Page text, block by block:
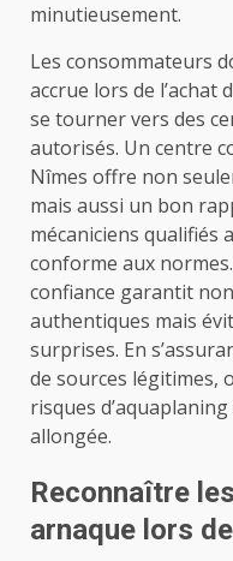
minutieusement.
Les consommateurs
accrue lors de l’achat
se tourner vers des
autorisés. Un centre
Nîmes offre non
mais aussi un bon
mécaniciens qualifiés
conforme aux
confiance garantit
authentiques mais
surprises. En
de sources légitimes,
risques
allongée.
Reconnaître
arnaque lors